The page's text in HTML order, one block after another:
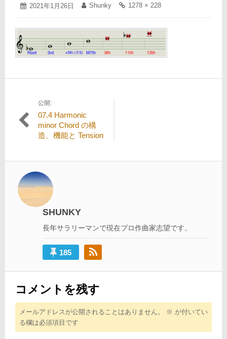
投
2021年1月26日
2021
月
26
日
投
Shunky
フ
イ
ズ
の
ク:
1278 × 228
稿
ゲ
ー
シ
公開:
07.4 Harmonic
minor Chord の構
造、機能と Tension
SHUNKY
長年サラリーマンで現在プロ作曲家志望です。
185
コメントを残す
メールアドレスが公開されることはありません。 ※ が付いてい
る欄は必須項目です